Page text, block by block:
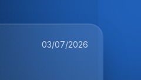
03/07/2026